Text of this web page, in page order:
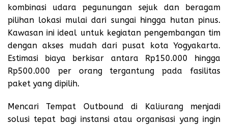
kombinasi udara pegunungan sejuk dan beragam
pilihan lokasi mulai dari sungai hingga hutan pinus.
Kawasan ini ideal untuk kegiatan pengembangan tim
dengan akses mudah dari pusat kota Yogyakarta.
Estimasi biaya berkisar antara Rp150.000 hingga
Rp500.000 per orang tergantung pada fasilitas
paket yang dipilih.
Mencari Tempat Outbound di Kaliurang menjadi
solusi tepat bagi instansi atau organisasi yang ingin